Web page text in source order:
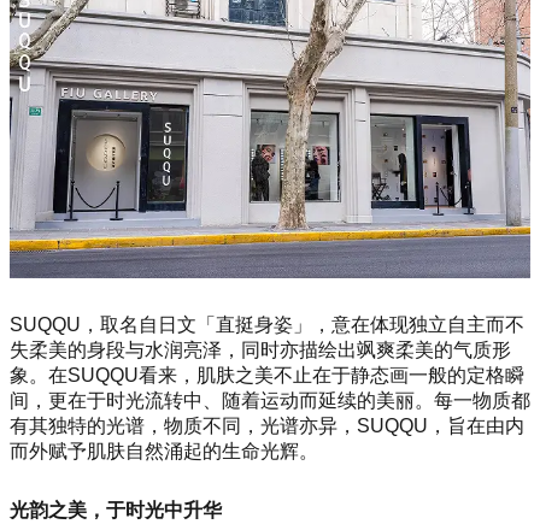
SUQQU，取名自日文「直挺身姿」，意在体现独立自主而不
失柔美的身段与水润亮泽，同时亦描绘出飒爽柔美的气质形
象。在SUQQU看来，肌肤之美不止在于静态画一般的定格瞬
间，更在于时光流转中、随着运动而延续的美丽。每一物质都
有其独特的光谱，物质不同，光谱亦异，SUQQU，旨在由内
而外赋予肌肤自然涌起的生命光辉。
光韵之美，于时光中升华